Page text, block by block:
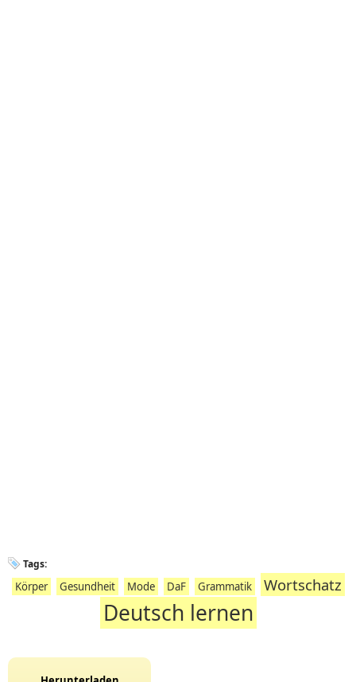
Tags:
Körper Gesundheit Mode DaF Grammatik Wortschatz
Deutsch lernen